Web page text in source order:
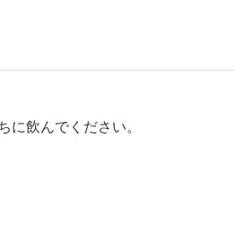
飲んでください。